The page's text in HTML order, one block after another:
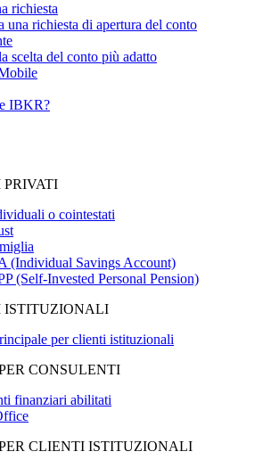
richiesta
una richiesta di apertura del conto
scelta del conto più adatto
IBKR?
PRIVATI
o cointestati
(Individual Savings Account)
(Self-Invested Personal Pension)
ISTITUZIONALI
per clienti istituzionali
CONSULENTI
finanziari abilitati
CLIENTI ISTITUZIONALI